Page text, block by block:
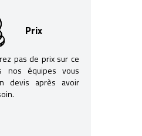
Prix
pas de prix sur ce
nos équipes vous
devis après avoir